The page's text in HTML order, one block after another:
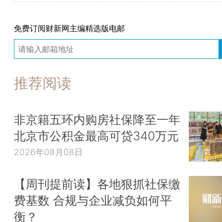
免费订阅财新网主编精选版电邮
推荐阅读
非京籍五环内购房社保降至一年
北京市公积金最高可贷340万元
2026年08月08日
【周刊提前读】各地狠抓社保缴
费基数 合规与企业减负如何平
衡？